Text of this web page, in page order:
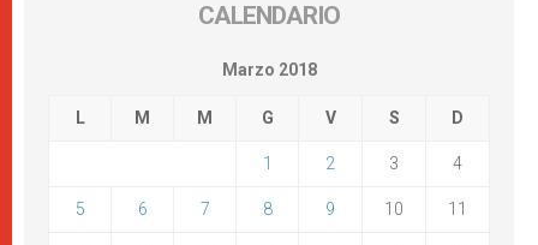
CALENDARIO
Marzo 2018
L M M G V S D
1 2 3 4
5 6 7 8 9 10 11